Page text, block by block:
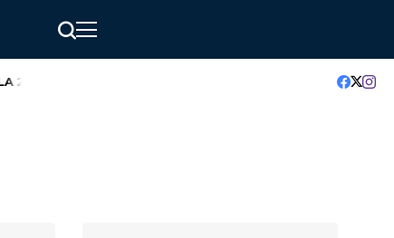
EDIZIONE GreenMindAI Catania: l’hackathon che